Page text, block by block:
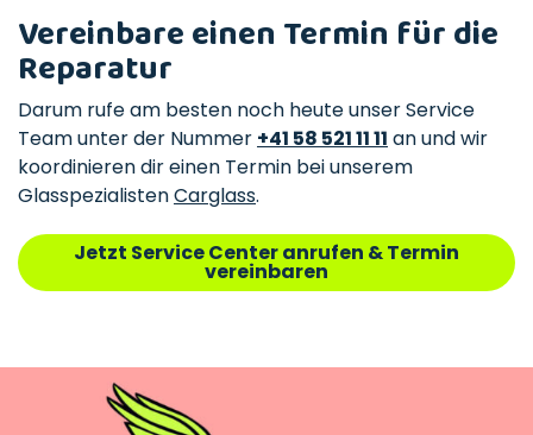
Vereinbare einen Termin für die
Reparatur
Darum rufe am besten noch heute unser Service
Team unter der Nummer +41 58 521 11 11 an und wir
koordinieren dir einen Termin bei unserem
GlasspezialistenCarglass.
Jetzt Service Center anrufen & Termin
vereinbaren